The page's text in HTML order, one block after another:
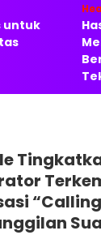
untuk
“Calling